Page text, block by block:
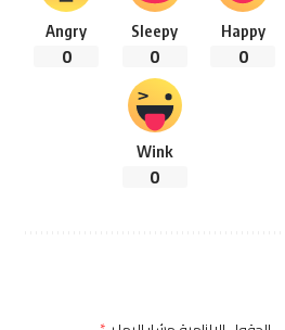
Happy
0
Sleepy
0
Angry
0
Wink
0